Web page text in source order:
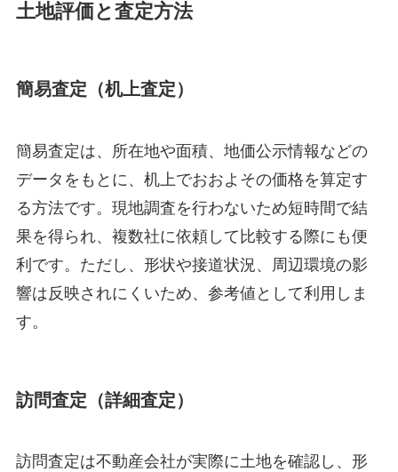
土地評価と査定方法
簡易査定（机上査定）
簡易査定は、所在地や面積、地価公示情報などの
データをもとに、机上でおおよその価格を算定す
る方法です。現地調査を行わないため短時間で結
果を得られ、複数社に依頼して比較する際にも便
利です。ただし、形状や接道状況、周辺環境の影
響は反映されにくいため、参考値として利用しま
す。
訪問査定（詳細査定）
訪問査定は不動産会社が実際に土地を確認し、形